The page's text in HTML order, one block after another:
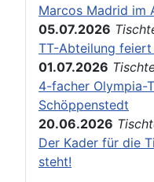
Marcos Madrid im
05.07.2026
TT-Abteilung
01.07.2026
4-facher Olympia-
Schöppenstedt
20.06.2026
Der Kader für die
steht!